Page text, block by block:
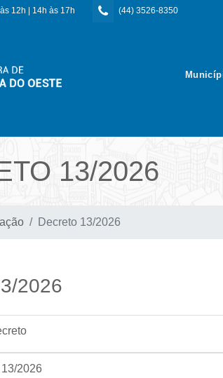
12h | 14h às 17h (44) 3526-8350
13/2026
Decreto 13/2026
2026
13/2026